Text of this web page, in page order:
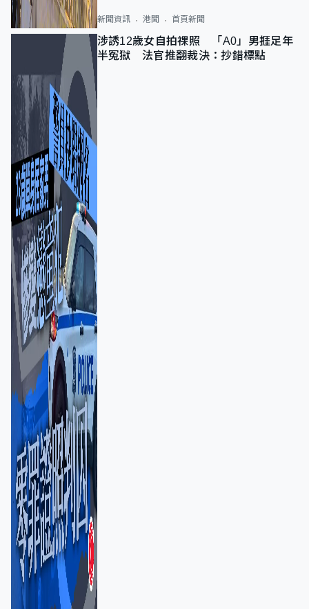
新聞資訊 港聞 首頁新聞
涉誘12歲女自拍祼照 「A0」男捱足年
半冤獄 法官推翻裁決：抄錯標點